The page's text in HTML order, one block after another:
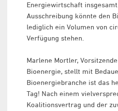
Energiewirtschaft
Ausschreibung könnte den
lediglich ein Volumen von
Verfügung stehen.
Marlene Mortler,
Bioenergie, stellt mit
Bioenergiebranche ist das
Tag! Nach einem
Koalitionsvertrag und der